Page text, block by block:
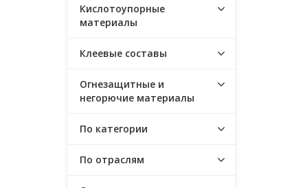
Кислотоупорные
материалы
Клеевые составы
Огнезащитные и
негорючие материалы
По категории
По отраслям